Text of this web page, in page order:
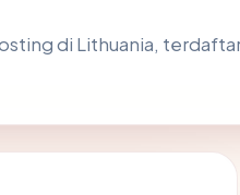
di Lithuania,